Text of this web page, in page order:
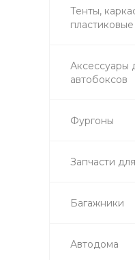
Тенты,
Аксессуары
автобоксов
Фургоны
Запчасти
Багажники
Автодома